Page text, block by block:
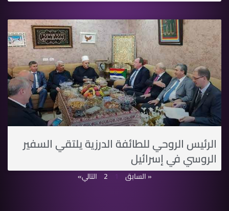
الرئيس الروحي للطائفة الدرزية يلتقي السفير
الروسي في إسرائيل
« السابق 1
2 التالي»